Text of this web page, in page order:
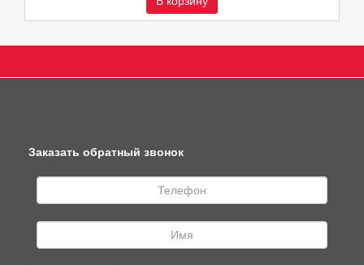
Заказать обратный звонок